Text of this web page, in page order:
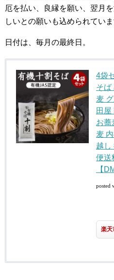
厄を払い、良縁を願い、翌月
しいとの願いも込められていま
日付は、毎月の最終日。
4袋
そば
麦
田屋
お蕎
麦
越し
便送
【
posted
楽天